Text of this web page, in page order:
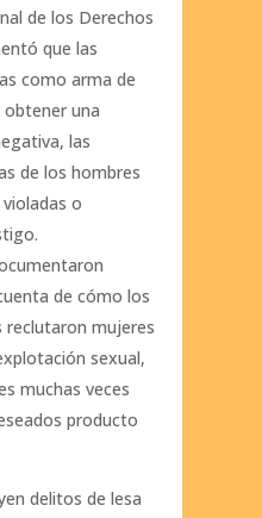
de los Derechos
que las
como arma de
una
las
de los hombres
o
de cómo los
reclutaron mujeres
sexual,
muchas veces
producto
delitos de lesa